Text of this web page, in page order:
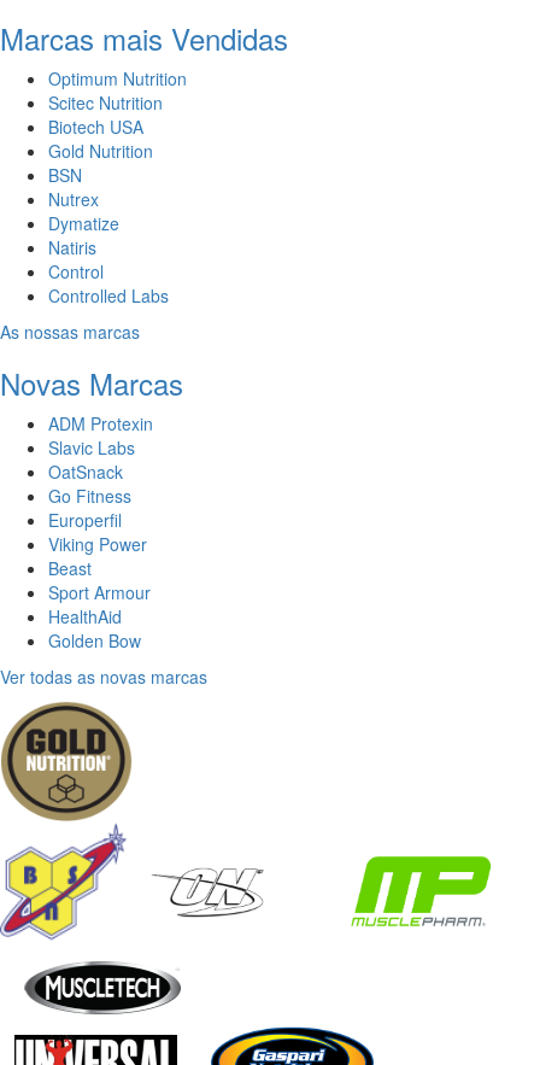
Marcas mais Vendidas
Optimum Nutrition
Scitec Nutrition
Biotech USA
Gold Nutrition
BSN
Nutrex
Dymatize
Natiris
Control
Controlled Labs
As nossas marcas
Novas Marcas
ADM Protexin
Slavic Labs
OatSnack
Go Fitness
Europerfil
Viking Power
Beast
Sport Armour
HealthAid
Golden Bow
Ver todas as novas marcas